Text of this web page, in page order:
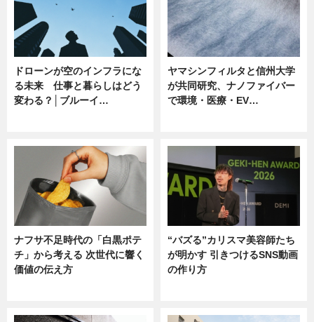
ドローンが空のインフラにな
る未来 仕事と暮らしはどう
変わる？│ブルーイ…
ヤマシンフィルタと信州大学
が共同研究、ナノファイバー
で環境・医療・EV…
ナフサ不足時代の「白黒ポテ
チ」から考える 次世代に響く
価値の伝え方
“バズる”カリスマ美容師たち
が明かす 引きつけるSNS動画
の作り方